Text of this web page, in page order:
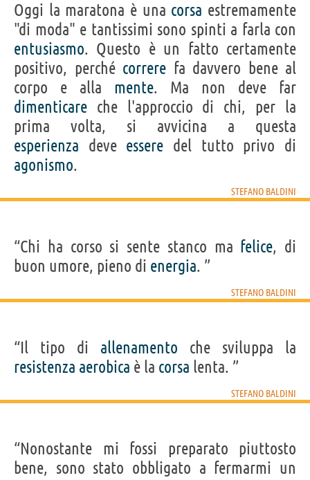
Oggi la maratona è una corsa estremamente
"di moda" e tantissimi sono spinti a farla con
entusiasmo. Questo è un fatto certamente
positivo, perché correre fa davvero bene al
corpo e alla mente. Ma non deve far
dimenticare che l'approccio di chi, per la
prima volta, si avvicina a questa
esperienza deve essere del tutto privo di
agonismo.
STEFANO BALDINI
“Chi ha corso si sente stanco ma felice, di
buon umore, pieno di energia. ”
STEFANO BALDINI
“Il tipo di allenamento che sviluppa la
resistenza aerobica è la corsa lenta. ”
STEFANO BALDINI
“Nonostante mi fossi preparato piuttosto
bene, sono stato obbligato a fermarmi un